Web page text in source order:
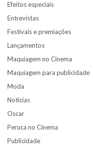
Efeitos especiais
Entrevistas
Festivais e premiações
Lançamentos
Maquiagem no Cinema
Maquiagem para publicidade
Moda
Notícias
Oscar
Peruca no Cinema
Publicidade